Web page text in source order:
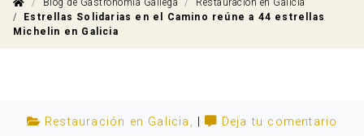
Blog de Gastronomía Gallega
Restauración en Galicia
Estrellas Solidarias en el Camino reúne a 44 estrellas
Michelin en Galicia
Restauración en Galicia , | Deja tu comentario